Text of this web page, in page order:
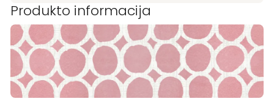
Produkto informacija